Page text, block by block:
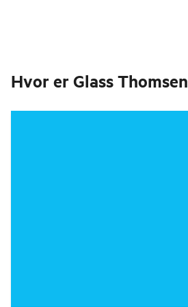
Hvor er Glass Thomsen